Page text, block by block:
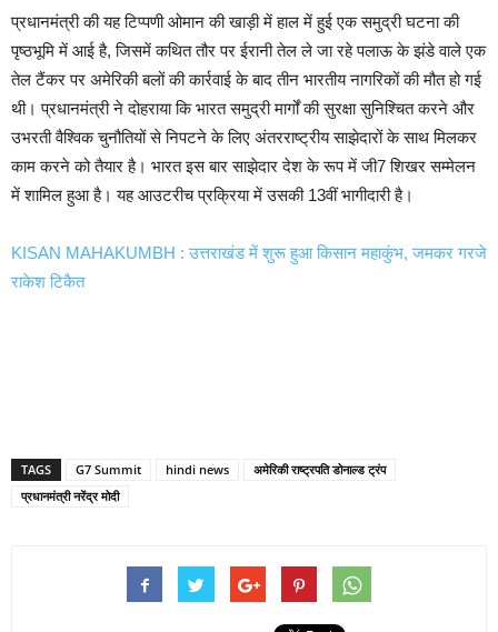
प्रधानमंत्री की यह टिप्पणी ओमान की खाड़ी में हाल में हुई एक समुद्री घटना की
पृष्ठभूमि में आई है, जिसमें कथित तौर पर ईरानी तेल ले जा रहे पलाऊ के झंडे वाले एक
तेल टैंकर पर अमेरिकी बलों की कार्रवाई के बाद तीन भारतीय नागरिकों की मौत हो गई
थी। प्रधानमंत्री ने दोहराया कि भारत समुद्री मार्गों की सुरक्षा सुनिश्चित करने और
उभरती वैश्विक चुनौतियों से निपटने के लिए अंतरराष्ट्रीय साझेदारों के साथ मिलकर
काम करने को तैयार है। भारत इस बार साझेदार देश के रूप में जी7 शिखर सम्मेलन
में शामिल हुआ है। यह आउटरीच प्रक्रिया में उसकी 13वीं भागीदारी है।
KISAN MAHAKUMBH : उत्तराखंड में शुरू हुआ किसान महाकुंभ, जमकर गरजे
राकेश टिकैत
TAGS G7 Summit hindi news
अमेरिकी राष्ट्रपति डोनाल्ड ट्रंप
प्रधानमंत्री नरेंद्र मोदी